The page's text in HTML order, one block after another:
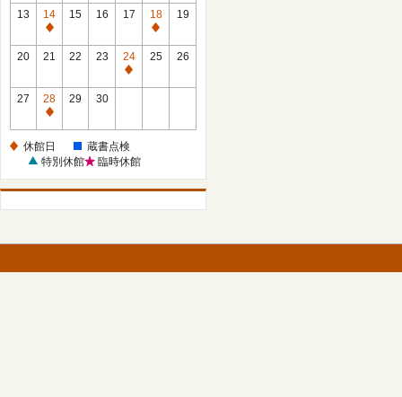
館
日
13
14
休
館
15 16 17
18
休
館
19
20 21 22 23
24
休
25 26
27
28
休
日
29 30
休館日
蔵書点検
特別休館
臨時休館